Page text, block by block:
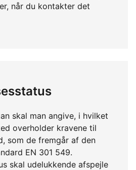
når du kontakter det
skal man angive, i hvilket
overholder kravene til
som de fremgår af den
EN 301 549.
skal udelukkende afspejle